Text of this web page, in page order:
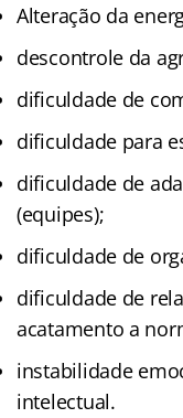
Alteração da
descontrole da
dificuldade de
dificuldade para
dificuldade de
(equipes);
dificuldade de
dificuldade de
acatamento a
instabilidade
intelectual.